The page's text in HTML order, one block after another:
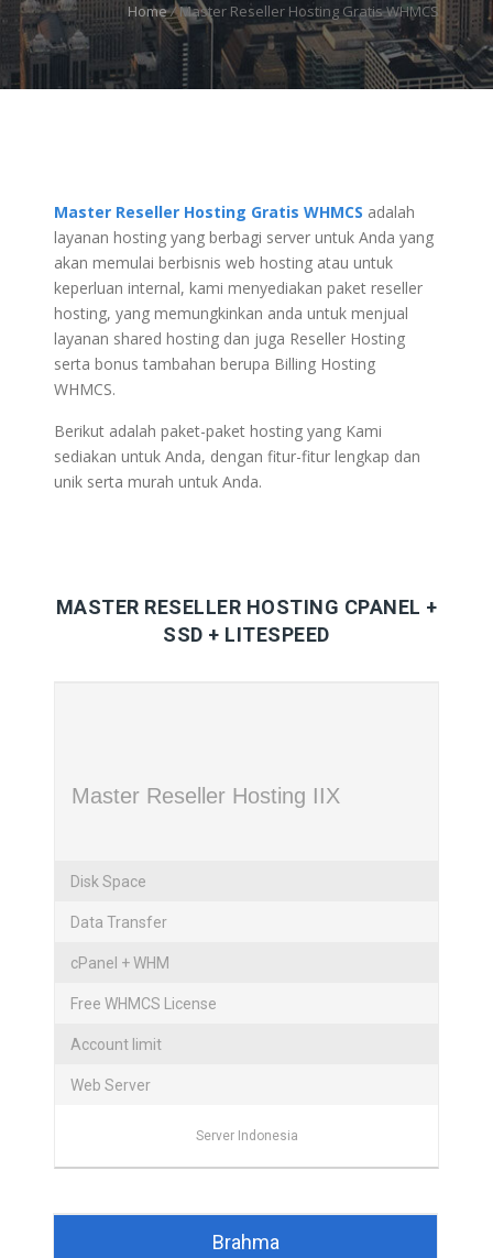
Home/Master Reseller Hosting Gratis WHMCS
Master Reseller Hosting Gratis WHMCS adalah
layanan hosting yang berbagi server untuk Anda yang
akan memulai berbisnis web hosting atau untuk
keperluan internal, kami menyediakan paket reseller
hosting, yang memungkinkan anda untuk menjual
layanan shared hosting dan juga Reseller Hosting
serta bonus tambahan berupa Billing Hosting
WHMCS.
Berikut adalah paket-paket hosting yang Kami
sediakan untuk Anda, dengan fitur-fitur lengkap dan
unik serta murah untuk Anda.
MASTER RESELLER HOSTING CPANEL +
SSD + LITESPEED
Master Reseller Hosting IIX
Disk Space
Data Transfer
cPanel + WHM
Free WHMCS License
Account limit
Web Server
Server Indonesia
Brahma